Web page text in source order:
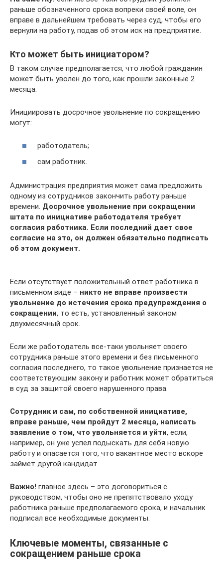
раньше обозначенного срока вопреки своей воле, он
вправе в дальнейшем требовать через суд, чтобы его
вернули на работу, подав об этом иск на предприятие.
Кто может быть инициатором?
В таком случае предполагается, что любой гражданин
может быть уволен до того, как прошли законные 2
месяца.
Инициировать досрочное увольнение по сокращению
могут:
работодатель;
сам работник.
Администрация предприятия может сама предложить
одному из сотрудников закончить работу раньше
времени. Досрочное увольнение при сокращении
штата по инициативе работодателя требует
согласия работника. Если последний дает свое
согласие на это, он должен обязательно подписать
об этом документ.
Если отсутствует положительный ответ работника в
письменном виде – никто не вправе произвести
увольнение до истечения срока предупреждения о
сокращении, то есть, установленный законом
двухмесячный срок.
Если же работодатель все-таки увольняет своего
сотрудника раньше этого времени и без письменного
согласия последнего, то такое увольнение признается не
соответствующим закону и работник может обратиться
в суд за защитой своего нарушенного права.
Сотрудник и сам, по собственной инициативе,
вправе раньше, чем пройдут 2 месяца, написать
заявление о том, что увольняется и уйти, если,
например, он уже успел подыскать для себя новую
работу и опасается того, что вакантное место вскоре
займет другой кандидат.
Важно! главное здесь – это договориться с
руководством, чтобы оно не препятствовало уходу
работника раньше предполагаемого срока, и начальник
подписал все необходимые документы.
Ключевые моменты, связанные с
сокращением раньше срока